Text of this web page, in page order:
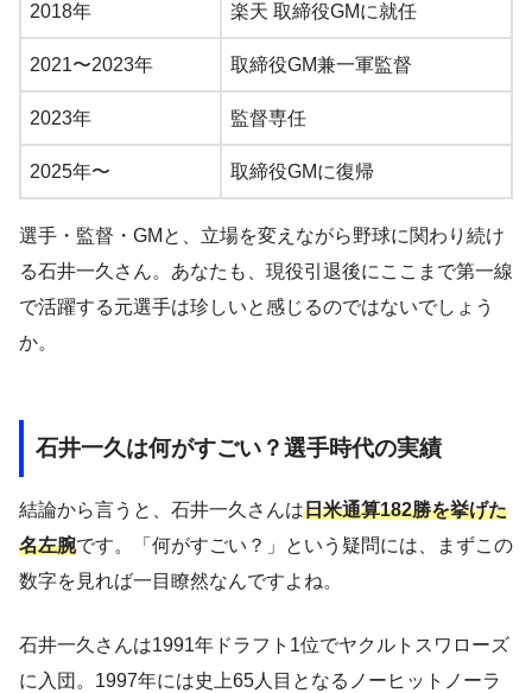
2018年 楽天 取締役GMに就任
2021〜2023年 取締役GM兼一軍監督
2023年 監督専任
2025年〜 取締役GMに復帰
選手・監督・GMと、立場を変えながら野球に関わり続け
る石井一久さん。あなたも、現役引退後にここまで第一線
で活躍する元選手は珍しいと感じるのではないでしょう
か。
石井一久は何がすごい？選手時代の実績
結論から言うと、石井一久さんは日米通算182勝を挙げた
名左腕です。「何がすごい？」という疑問には、まずこの
数字を見れば一目瞭然なんですよね。
石井一久さんは1991年ドラフト1位でヤクルトスワローズ
に入団。1997年には史上65人目となるノーヒットノーラ